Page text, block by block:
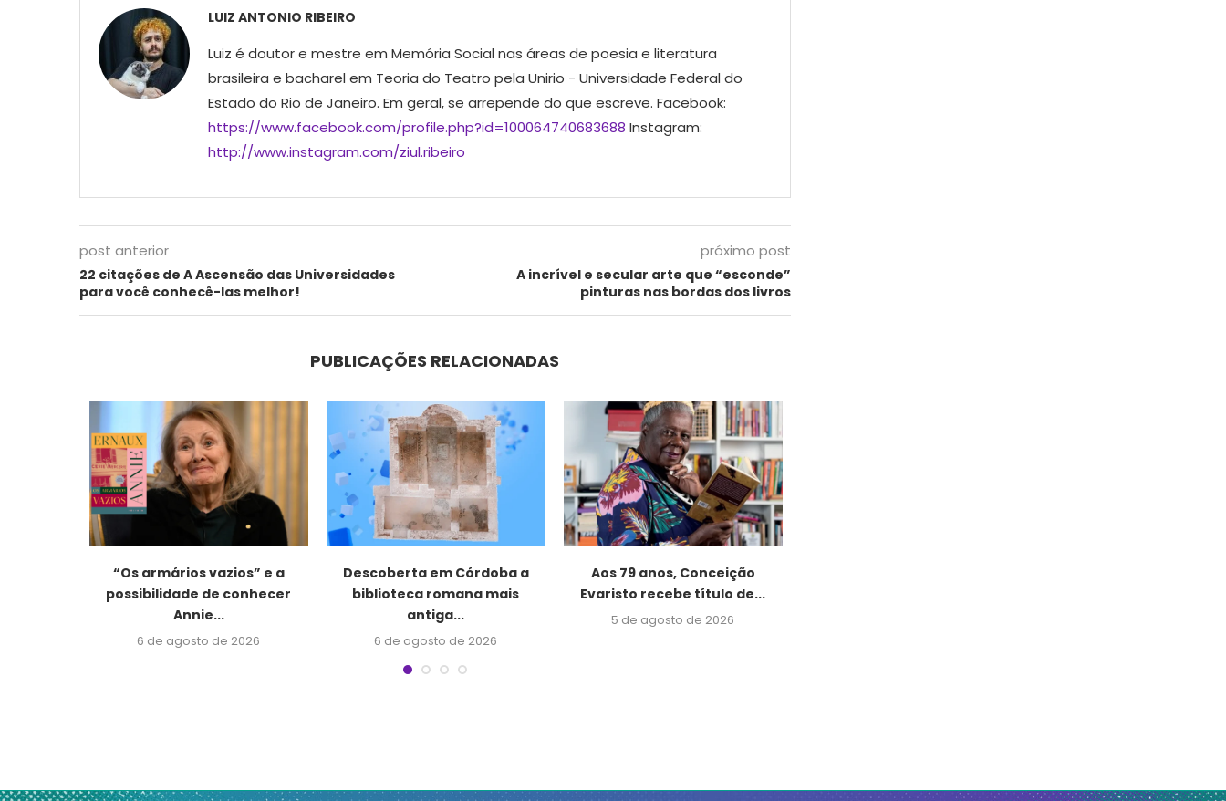
LUIZ ANTONIO RIBEIRO
Luiz é doutor e mestre em Memória Social nas áreas de poesia e literatura
brasileira e bacharel em Teoria do Teatro pela Unirio - Universidade Federal do
Estado do Rio de Janeiro. Em geral, se arrepende do que escreve. Facebook:
https://www.facebook.com/profile.php?id=100064740683688 Instagram:
http://www.instagram.com/ziul.ribeiro
post anterior
22 citações de A Ascensão das Universidades
para você conhecê-las melhor!
próximo post
A incrível e secular arte que “esconde”
pinturas nas bordas dos livros
PUBLICAÇÕES RELACIONADAS
“Os armários vazios” e a
possibilidade de conhecer
Annie...
6 de agosto de 2026
Descoberta em Córdoba a
biblioteca romana mais
antiga...
6 de agosto de 2026
Aos 79 anos, Conceição
Evaristo recebe título de...
5 de agosto de 2026